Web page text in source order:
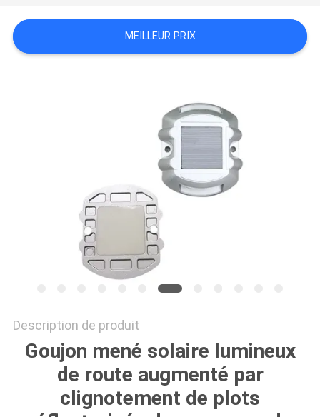
CAS
DEMANDER
POLITIQUE
CONFIDENTIALITÉ
MEILLEUR PRIX
Description de produit
Goujon mené solaire lumineux
de route augmenté par
clignotement de plots